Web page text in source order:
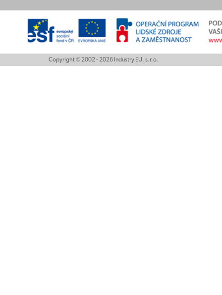
Copyright © 2002 - 2026 Industry EU, s.r.o.